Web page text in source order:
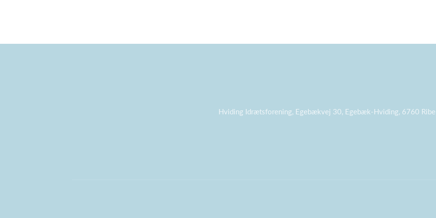
Hviding Idrætsforening, Egebækvej 30, Egebæk-Hviding, 6760 Ribe